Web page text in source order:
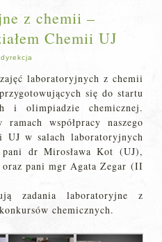
z chemii –
Chemii UJ
dyrekcja
laboratoryjnych z chemii
się do startu
i olimpiadzie chemicznej.
współpracy naszego
UJ w salach laboratoryjnych
dr Mirosława Kot (UJ),
pani mgr Agata Zegar (II
zadania laboratoryjne z
chemicznych.